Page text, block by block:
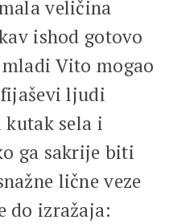
veličina
ishod gotovo
Vito mogao
ljudi
sela i
ga sakrije biti
lične veze
do izražaja: